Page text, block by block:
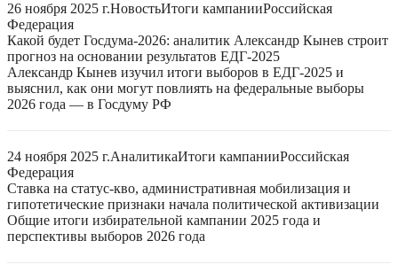
26 ноября 2025 г.НовостьИтоги кампанииРоссийская
Федерация
Какой будет Госдума-2026: аналитик Александр Кынев строит
прогноз на основании результатов ЕДГ-2025
Александр Кынев изучил итоги выборов в ЕДГ-2025 и
выяснил, как они могут повлиять на федеральные выборы
2026 года — в Госдуму РФ
24 ноября 2025 г.АналитикаИтоги кампанииРоссийская
Федерация
Ставка на статус-кво, административная мобилизация и
гипотетические признаки начала политической активизации
Общие итоги избирательной кампании 2025 года и
перспективы выборов 2026 года